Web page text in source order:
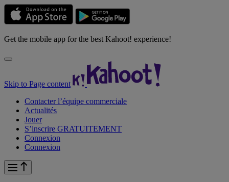
Get the mobile app for the best Kahoot! experience!
Skip to Page content
Contacter l’équipe commerciale
Actualités
Jouer
S’inscrire GRATUITEMENT
Connexion
Connexion